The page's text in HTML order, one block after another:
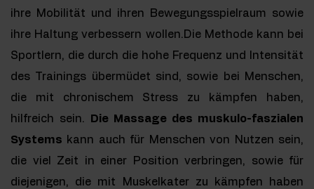
ihre Mobilität und ihren Bewegungsspielraum sowie
ihre Haltung verbessern wollen.Die Methode kann bei
Sportlern, die durch die hohe Frequenz und Intensität
des Trainings übermüdet sind, sowie bei Menschen,
die mit chronischem Stress zu kämpfen haben,
hilfreich sein.
Die Massage des muskulo-faszialen
Systems kann auch für Menschen von Nutzen sein,
die viel Zeit in einer Position verbringen, sowie für
diejenigen, die mit Muskelkater zu kämpfen haben